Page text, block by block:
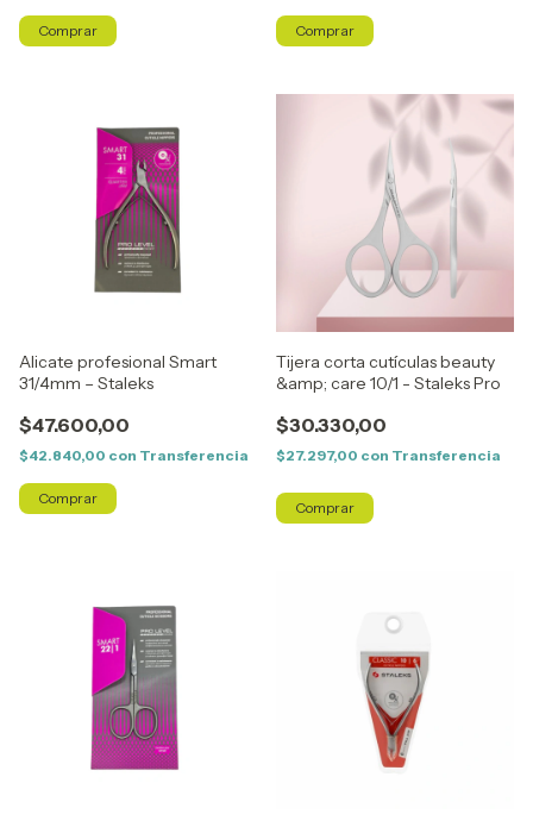
Alicate profesional Smart
31/4mm – Staleks
$47.600,00
$42.840,00 con Transferencia
Tijera corta cutículas beauty
&amp; care 10/1 - Staleks Pro
$30.330,00
$27.297,00 con Transferencia